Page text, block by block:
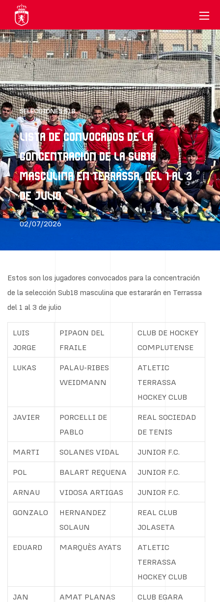
SELECCIONES S18
LISTA DE CONVOCADOS DE LA
CONCENTRACIÓN DE LA SUB18
MASCULINA EN TERRASSA, DEL 1 AL 3
DE JULIO
02/07/2026
Estos son los jugadores convocados para la concentración
de la selección Sub18 masculina que estararán en Terrassa
del 1 al 3 de julio
LUIS
JORGE
PIPAON DEL
FRAILE
CLUB DE HOCKEY
COMPLUTENSE
LUKAS
PALAU-RIBES
WEIDMANN
ATLETIC
TERRASSA
HOCKEY CLUB
JAVIER
PORCELLI DE
PABLO
REAL SOCIEDAD
DE TENIS
MARTI SOLANES VIDAL JUNIOR F.C.
POL BALART REQUENA JUNIOR F.C.
ARNAU VIDOSA ARTIGAS JUNIOR F.C.
GONZALO
HERNANDEZ
SOLAUN
REAL CLUB
JOLASETA
EDUARD MARQUÈS AYATS
ATLETIC
TERRASSA
HOCKEY CLUB
JAN AMAT PLANAS CLUB EGARA